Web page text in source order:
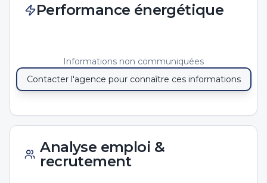
Performance énergétique
Informations non communiquées
Contacter l'agence pour connaître ces informations
Analyse emploi &
recrutement